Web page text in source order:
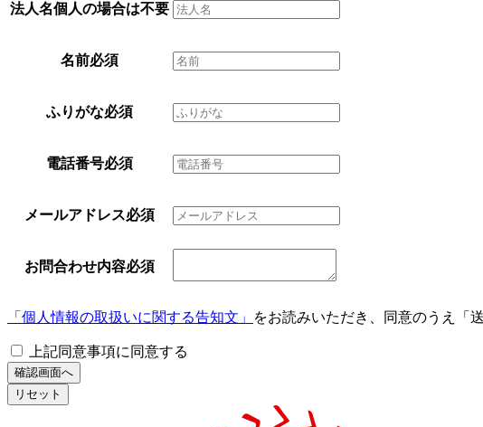
法人名個人の場合は不要
名前必須
ふりがな必須
電話番号必須
メールアドレス必須
お問合わせ内容必須
「個人情報の取扱いに関する告知文」 をお読みいただき、同意のうえ「
上記同意事項に同意する